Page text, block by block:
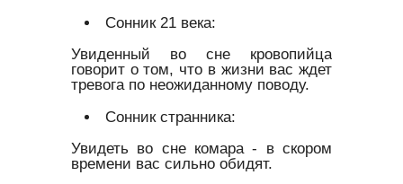
Сонник 21 века:
Увиденный во сне кровопийца
говорит о том, что в жизни вас ждет
тревога по неожиданному поводу.
Сонник странника:
Увидеть во сне комара - в скором
времени вас сильно обидят.